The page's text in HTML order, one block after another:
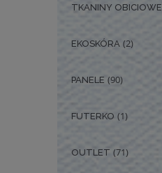
TKANINY OBICIOWE
EKOSKÓRA (2)
PANELE (90)
FUTERKO (1)
OUTLET (71)